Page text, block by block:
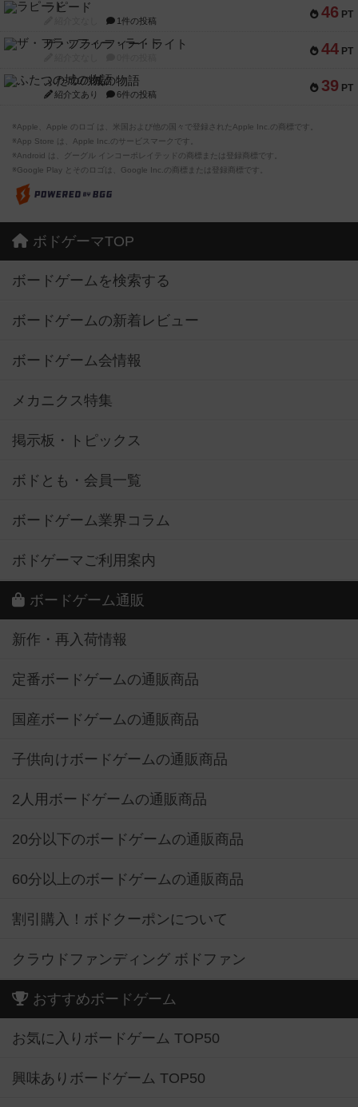
46 PT
ラピード
1件の投稿
44 PT
ザ・フラッフィー・ライト
39 PT
ふたつの城の物語
紹介文あり 6件の投稿
※Apple、Apple のロゴ は、米国および他の国々で登録されたApple Inc.の商標です。
※App Store は、Apple Inc.のサービスマークです。
※Android は、グーグル インコーポレイテッドの商標または登録商標です。
※Google Play とそのロゴは、Google Inc.の商標または登録商標です。
ボドゲーマTOP
ボードゲームを検索する
ボードゲームの新着レビュー
ボードゲーム会情報
メカニクス特集
掲示板・トピックス
ボドとも・会員一覧
ボードゲーム業界コラム
ボドゲーマご利用案内
ボードゲーム通販
新作・再入荷情報
定番ボードゲームの通販商品
国産ボードゲームの通販商品
子供向けボードゲームの通販商品
2人用ボードゲームの通販商品
20分以下のボードゲームの通販商品
60分以上のボードゲームの通販商品
割引購入！ボドクーポンについて
クラウドファンディング ボドファン
おすすめボードゲーム
お気に入りボードゲーム TOP50
興味ありボードゲーム TOP50